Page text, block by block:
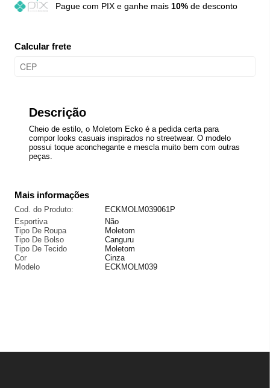
Pague com PIX e ganhe mais 10%de desconto
Calcular frete
Descrição
Cheio de estilo, o Moletom Ecko é a pedida certa para
compor looks casuais inspirados no streetwear. O modelo
possui toque aconchegante e mescla muito bem com outras
peças.
Mais informações
Cod. do Produto:
ECKMOLM039061P
Esportiva
Não
Tipo De Roupa
Moletom
Tipo De Bolso
Canguru
Tipo De Tecido
Moletom
Cor
Cinza
Modelo
ECKMOLM039